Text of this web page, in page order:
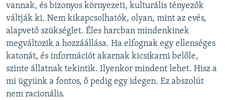
vannak, és bizonyos környezeti, kulturális tényezők
váltják ki. Nem kikapcsolhatók, olyan, mint az evés,
alapvető szükséglet. Éles harcban mindenkinek
megváltozik a hozzáállása. Ha elfognak egy ellenséges
katonát, és információt akarnak kicsikarni belőle,
szinte állatnak tekintik. Ilyenkor mindent lehet. Hisz a
mi ügyünk a fontos, ő pedig egy idegen. Ez abszolút
nem racionális.